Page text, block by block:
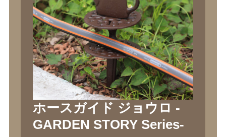
ホースガイド ジョウロ -
GARDEN STORY Series-